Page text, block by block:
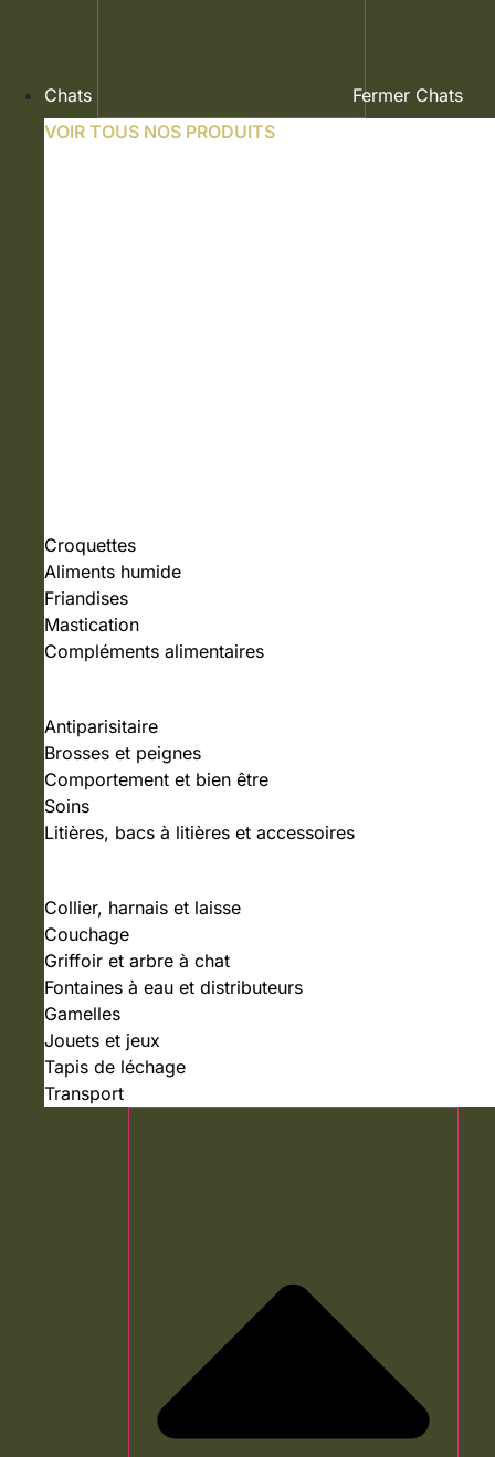
Chats
Fermer Chats
VOIR TOUS NOS PRODUITS
Croquettes
Aliments humide
Friandises
Mastication
Compléments alimentaires
Antiparisitaire
Brosses et peignes
Comportement et bien être
Soins
Litières, bacs à litières et accessoires
Collier, harnais et laisse
Couchage
Griffoir et arbre à chat
Fontaines à eau et distributeurs
Gamelles
Jouets et jeux
Tapis de léchage
Transport